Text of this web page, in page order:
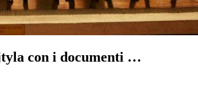
con i documenti …